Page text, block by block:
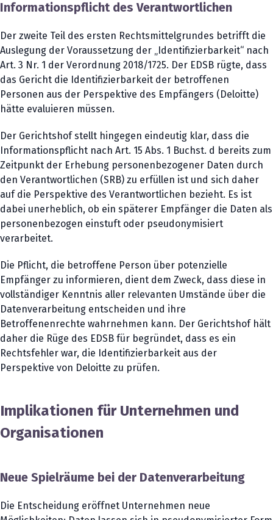
Informationspflicht des Verantwortlichen
Der zweite Teil des ersten Rechtsmittelgrundes betrifft die
Auslegung der Voraussetzung der „Identifizierbarkeit“ nach
Art. 3 Nr. 1 der Verordnung 2018/1725. Der EDSB rügte, dass
das Gericht die Identifizierbarkeit der betroffenen
Personen aus der Perspektive des Empfängers (Deloitte)
hätte evaluieren müssen.
Der Gerichtshof stellt hingegen eindeutig klar, dass die
Informationspflicht nach Art. 15 Abs. 1 Buchst. d bereits zum
Zeitpunkt der Erhebung personenbezogener Daten durch
den Verantwortlichen (SRB) zu erfüllen ist und sich daher
auf die Perspektive des Verantwortlichen bezieht. Es ist
dabei unerheblich, ob ein späterer Empfänger die Daten als
personenbezogen einstuft oder pseudonymisiert
verarbeitet.
Die Pflicht, die betroffene Person über potenzielle
Empfänger zu informieren, dient dem Zweck, dass diese in
vollständiger Kenntnis aller relevanten Umstände über die
Datenverarbeitung entscheiden und ihre
Betroffenenrechte wahrnehmen kann. Der Gerichtshof hält
daher die Rüge des EDSB für begründet, dass es ein
Rechtsfehler war, die Identifizierbarkeit aus der
Perspektive von Deloitte zu prüfen.
Implikationen für Unternehmen und
Organisationen
Neue Spielräume bei der Datenverarbeitung
Die Entscheidung eröffnet Unternehmen neue